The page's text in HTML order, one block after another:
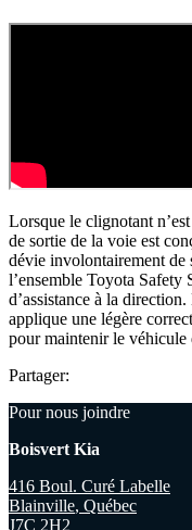
Lorsque le clignotant
de sortie de la voie est
dévie involontairement de
l’ensemble Toyota Safety
d’assistance à la
applique une légère
pour maintenir le véhicule
Partager:
Pour nous joindre
Boisvert Kia
416 Boul. Curé Labelle
Blainville, Québec
J7C 2H2